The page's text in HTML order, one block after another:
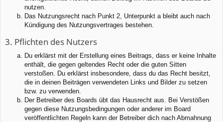
nutzen.
Das Nutzungsrecht nach Punkt 2, Unterpunkt a bleibt auch nach
Kündigung des Nutzungsvertrages bestehen.
3. Pflichten des Nutzers
Du erklärst mit der Erstellung eines Beitrags, dass er keine Inhalte
enthält, die gegen geltendes Recht oder die guten Sitten
verstoßen. Du erklärst insbesondere, dass du das Recht besitzt,
die in deinen Beiträgen verwendeten Links und Bilder zu setzen
bzw. zu verwenden.
Der Betreiber des Boards übt das Hausrecht aus. Bei Verstößen
gegen diese Nutzungsbedingungen oder anderer im Board
veröffentlichten Regeln kann der Betreiber dich nach Abmahnung